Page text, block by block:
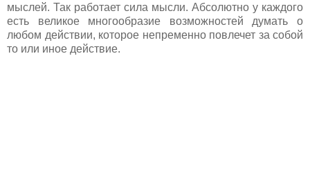
мыслей. Так работает сила мысли. Абсолютно у каждого
есть великое многообразие возможностей думать о
любом действии, которое непременно повлечет за собой
то или иное действие.